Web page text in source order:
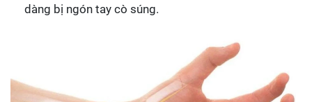
dàng bị ngón tay cò súng.